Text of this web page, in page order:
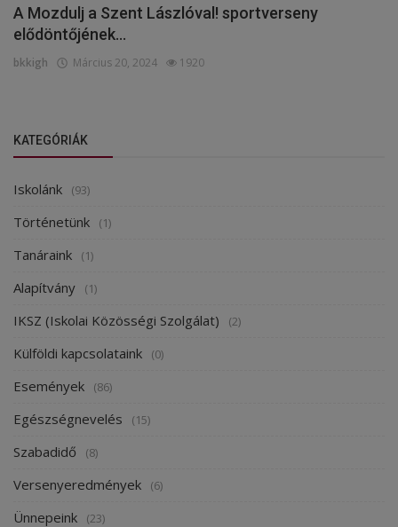
A Mozdulj a Szent Lászlóval! sportverseny
elődöntőjének...
bkkigh Március 20, 2024 1920
KATEGÓRIÁK
Iskolánk (93)
Történetünk (1)
Tanáraink (1)
Alapítvány (1)
IKSZ (Iskolai Közösségi Szolgálat) (2)
Külföldi kapcsolataink (0)
Események (86)
Egészségnevelés (15)
Szabadidő (8)
Versenyeredmények (6)
Ünnepeink (23)